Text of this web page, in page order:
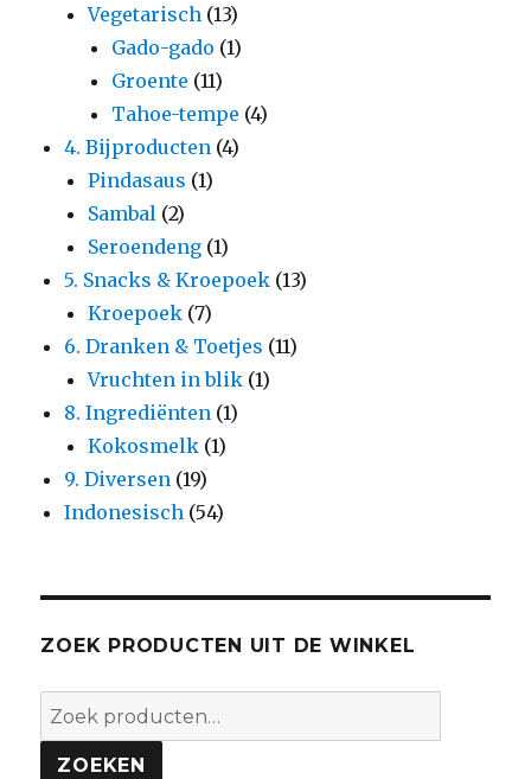
Vegetarisch (13)
Gado-gado (1)
Groente (11)
Tahoe-tempe (4)
4. Bijproducten (4)
Pindasaus (1)
Sambal (2)
Seroendeng (1)
5. Snacks & Kroepoek (13)
Kroepoek (7)
6. Dranken & Toetjes (11)
Vruchten in blik (1)
8. Ingrediënten (1)
Kokosmelk (1)
9. Diversen (19)
Indonesisch (54)
ZOEK PRODUCTEN UIT DE WINKEL
Zoeken
naar:
ZOEKEN